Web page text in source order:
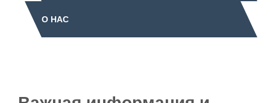
О НАС